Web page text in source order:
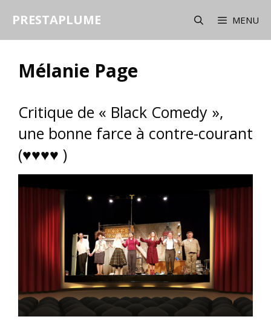
PRESTAPLUME MENU
Mélanie Page
Critique de « Black Comedy »,
une bonne farce à contre-courant
(♥♥♥♥ )